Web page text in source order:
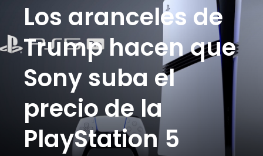
Los aranceles de
Trump hacen que
Sony suba el
precio de la
PlayStation 5